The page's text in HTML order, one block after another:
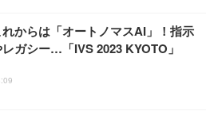
れからは「オートノマスAI」！指示
ガシー…「IVS 2023 KYOTO」